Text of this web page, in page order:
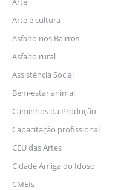
Arte e cultura
Asfalto nos Bairros
Asfalto rural
Assistência Social
Bem-estar animal
Caminhos da Produção
Capacitação profissional
CEU das Artes
Cidade Amiga do Idoso
CMEIs